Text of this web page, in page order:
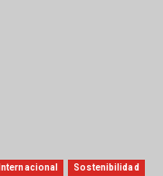
Internacional Sostenibilidad